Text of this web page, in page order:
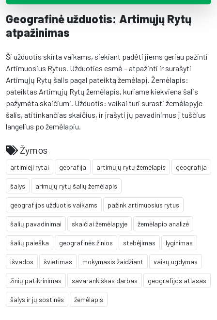
Geografinė užduotis: Artimųjų Rytų
atpažinimas
Ši užduotis skirta vaikams, siekiant padėti jiems geriau pažinti
Artimuosius Rytus. Užduoties esmė – atpažinti ir surašyti
Artimųjų Rytų šalis pagal pateiktą žemėlapį. Žemėlapis:
pateiktas Artimųjų Rytų žemėlapis, kuriame kiekviena šalis
pažymėta skaičiumi. Užduotis: vaikai turi surasti žemėlapyje
šalis, atitinkančias skaičius, ir įrašyti jų pavadinimus į tuščius
langelius po žemėlapiu.
Žymos
artimieji rytai georafija artimųjų rytų žemėlapis geografija
šalys arimųjų rytų šalių žemėlapis
geografijos užduotis vaikams pažink artimuosius rytus
šalių pavadinimai skaičiai žemėlapyje žemėlapio analizė
šalių paieška geografinės žinios stebėjimas lyginimas
išvados švietimas mokymasis žaidžiant vaikų ugdymas
žinių patikrinimas savarankiškas darbas geografijos atlasas
šalys ir jų sostinės žemėlapis